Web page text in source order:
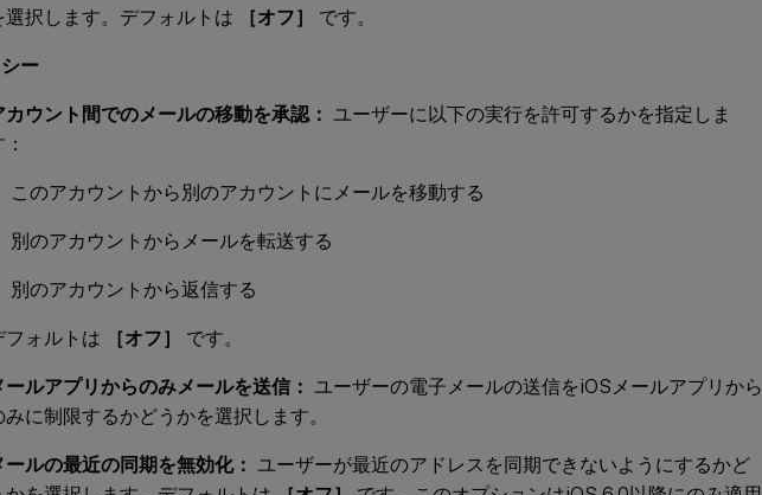
選択します。デフォルトは
［オフ］ です。
ー
カウント間でのメールの移動を承認： ユーザーに以下の実行を許可するかを指定しま
このアカウントから別のアカウントにメールを移動する
別のアカウントからメールを転送する
別のアカウントから返信する
フォルトは ［オフ］ です。
ールアプリからのみメールを送信： ユーザーの電子メールの送信をiOSメールアプリから
みに制限するかどうかを選択します。
ールの最近の同期を無効化： ユーザーが最近のアドレスを同期できないようにするかど